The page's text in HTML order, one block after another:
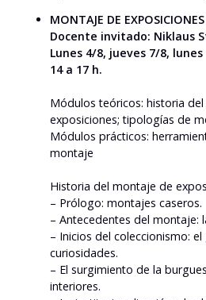
MONTAJE DE EXPOSICIONES
Docente invitado: Niklaus
Lunes 4/8, jueves 7/8,
14 a 17 h.
Módulos teóricos: historia
exposiciones; tipologías de
Módulos prácticos:
montaje
Historia del montaje de
– Prólogo: montajes caseros.
– Antecedentes del montaje:
– Inicios del coleccionismo:
curiosidades.
– El surgimiento de la
interiores.